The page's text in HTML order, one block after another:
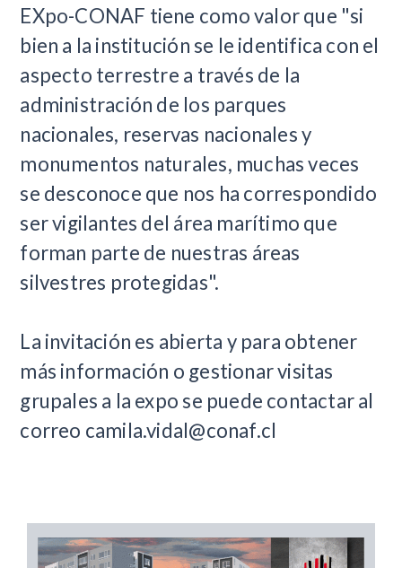
EXpo-CONAF tiene como valor que "si
bien a la institución se le identifica con el
aspecto terrestre a través de la
administración de los parques
nacionales, reservas nacionales y
monumentos naturales, muchas veces
se desconoce que nos ha correspondido
ser vigilantes del área marítimo que
forman parte de nuestras áreas
silvestres protegidas".
La invitación es abierta y para obtener
más información o gestionar visitas
grupales a la expo se puede contactar al
correo camila.vidal@conaf.cl